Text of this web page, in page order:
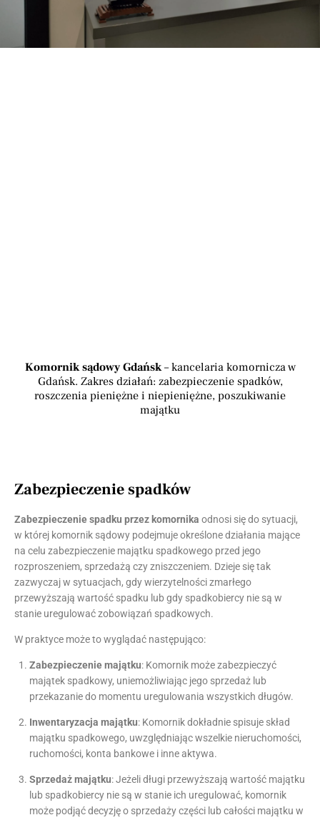
Komornik sądowy Gdańsk– kancelaria komornicza w
Gdańsk. Zakres działań: zabezpieczenie spadków,
roszczenia pieniężne i niepieniężne, poszukiwanie
majątku
Zabezpieczenie spadków
Zabezpieczenie spadku przez komornika odnosi się do sytuacji,
w której komornik sądowy podejmuje określone działania mające
na celu zabezpieczenie majątku spadkowego przed jego
rozproszeniem, sprzedażą czy zniszczeniem. Dzieje się tak
zazwyczaj w sytuacjach, gdy wierzytelności zmarłego
przewyższają wartość spadku lub gdy spadkobiercy nie są w
stanie uregulować zobowiązań spadkowych.
W praktyce może to wyglądać następująco:
Zabezpieczenie majątku: Komornik może zabezpieczyć
majątek spadkowy, uniemożliwiając jego sprzedaż lub
przekazanie do momentu uregulowania wszystkich długów.
Inwentaryzacja majątku: Komornik dokładnie spisuje skład
majątku spadkowego, uwzględniając wszelkie nieruchomości,
ruchomości, konta bankowe i inne aktywa.
Sprzedaż majątku: Jeżeli długi przewyższają wartość majątku
lub spadkobiercy nie są w stanie ich uregulować, komornik
może podjąć decyzję o sprzedaży części lub całości majątku w